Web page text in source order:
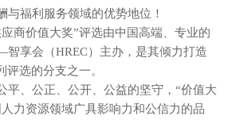
与福利服务领域的优势地位！
商价值大奖”评选由中国高端、专业的
享会（HREC）主办，是其倾力打造
评选的分支之一。
平、公正、公开、公益的坚守， “价值大
力资源领域广具影响力和公信力的品